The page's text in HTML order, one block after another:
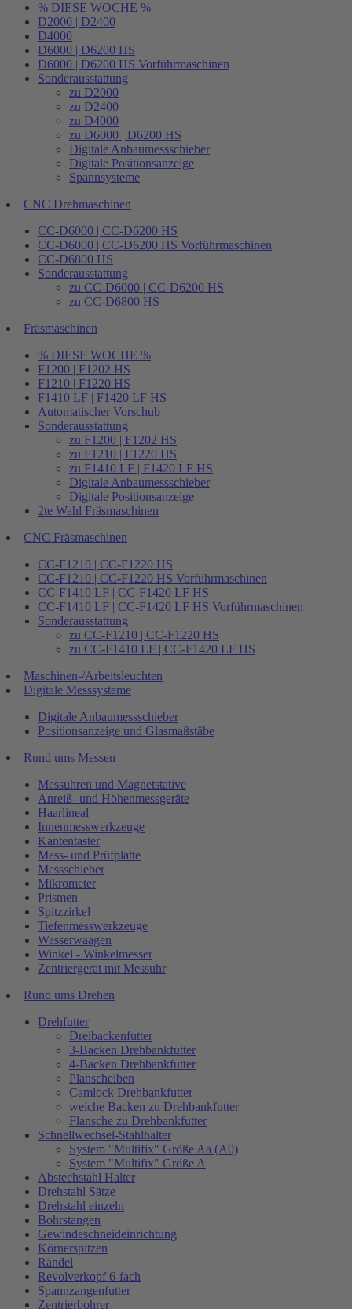
% DIESE WOCHE %
D2000 | D2400
D4000
D6000 | D6200 HS
D6000 | D6200 HS Vorführmaschinen
Sonderausstattung
zu D2000
zu D2400
zu D4000
zu D6000 | D6200 HS
Digitale Anbaumessschieber
Digitale Positionsanzeige
Spannsysteme
CNC Drehmaschinen
CC-D6000 | CC-D6200 HS
CC-D6000 | CC-D6200 HS Vorführmaschinen
CC-D6800 HS
Sonderausstattung
zu CC-D6000 | CC-D6200 HS
zu CC-D6800 HS
Fräsmaschinen
% DIESE WOCHE %
F1200 | F1202 HS
F1210 | F1220 HS
F1410 LF | F1420 LF HS
Automatischer Vorschub
Sonderausstattung
zu F1200 | F1202 HS
zu F1210 | F1220 HS
zu F1410 LF | F1420 LF HS
Digitale Anbaumessschieber
Digitale Positionsanzeige
2te Wahl Fräsmaschinen
CNC Fräsmaschinen
CC-F1210 | CC-F1220 HS
CC-F1210 | CC-F1220 HS Vorführmaschinen
CC-F1410 LF | CC-F1420 LF HS
CC-F1410 LF | CC-F1420 LF HS Vorführmaschinen
Sonderausstattung
zu CC-F1210 | CC-F1220 HS
zu CC-F1410 LF | CC-F1420 LF HS
Maschinen-/Arbeitsleuchten
Digitale Messsysteme
Digitale Anbaumessschieber
Positionsanzeige und Glasmaßstäbe
Rund ums Messen
Messuhren und Magnetstative
Anreiß- und Höhenmessgeräte
Haarlineal
Innenmesswerkzeuge
Kantentaster
Mess- und Prüfplatte
Messschieber
Mikrometer
Prismen
Spitzzirkel
Tiefenmesswerkzeuge
Wasserwaagen
Winkel - Winkelmesser
Zentriergerät mit Messuhr
Rund ums Drehen
Drehfutter
Dreibackenfutter
3-Backen Drehbankfutter
4-Backen Drehbankfutter
Planscheiben
Camlock Drehbankfutter
weiche Backen zu Drehbankfutter
Flansche zu Drehbankfutter
Schnellwechsel-Stahlhalter
System "Multifix" Größe Aa (A0)
System "Multifix" Größe A
Abstechstahl Halter
Drehstahl Sätze
Drehstahl einzeln
Bohrstangen
Gewindeschneideinrichtung
Körnerspitzen
Rändel
Revolverkopf 6-fach
Spannzangenfutter
Zentrierbohrer